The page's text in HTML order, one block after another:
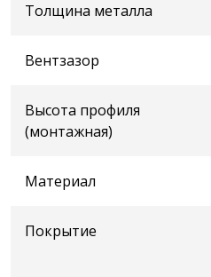
Толщина металла
Вентзазор
Высота профиля
(монтажная)
Материал
Покрытие